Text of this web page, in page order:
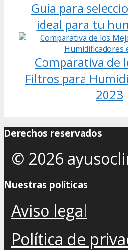
Guía para
ideal para tu
Comparativa de
Filtros para
2023
Derechos reservados
© 2026
Nuestras políticas
Aviso legal
Política de